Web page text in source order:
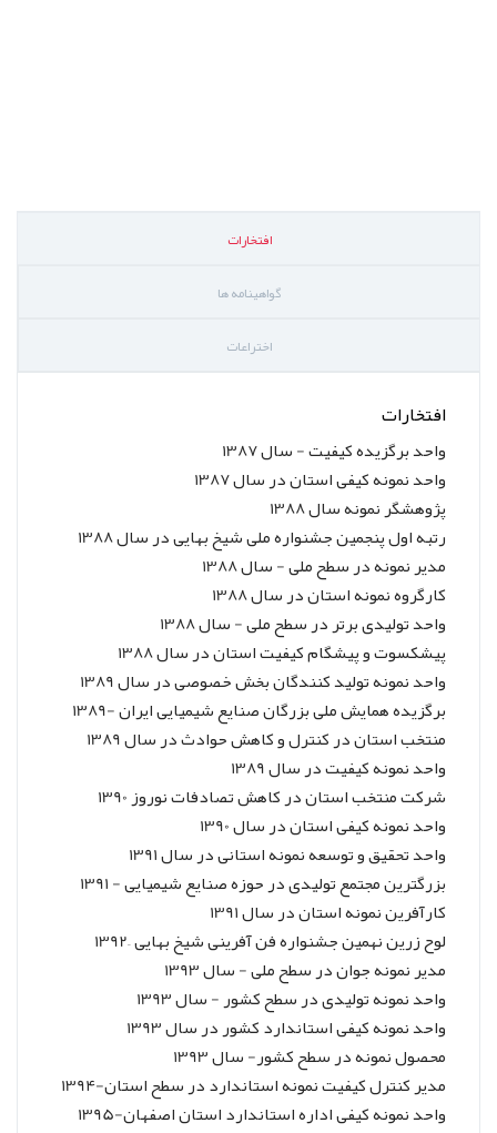
افتخارات
گواهینامه ها
اختراعات
افتخارات
واحد برگزیده کیفیت - سال 1387
واحد نمونه کیفی استان در سال 1387
پژوهشگر نمونه سال 1388
رتبه اول پنجمین جشنواره ملی شیخ بهایی در سال 1388
مدیر نمونه در سطح ملی - سال 1388
کارگروه نمونه استان در سال 1388
واحد تولیدی برتر در سطح ملی - سال 1388
پیشکسوت و پیشگام کیفیت استان در سال 1388
واحد نمونه تولید کنندگان بخش خصوصی در سال 1389
برگزیده همایش ملی بزرگان صنایع شیمیایی ایران -1389
منتخب استان در کنترل و کاهش حوادث در سال 1389
واحد نمونه کیفیت در سال 1389
شرکت منتخب استان در کاهش تصادفات نوروز 1390
واحد نمونه کیفی استان در سال 1390
واحد تحقیق و توسعه نمونه استانی در سال 1391
بزرگترین مجتمع تولیدی در حوزه صنایع شیمیایی - 1391
کارآفرین نمونه استان در سال 1391
لوح زرین نهمین جشنواره فن آفرینی شیخ بهایی –1392
مدیر نمونه جوان در سطح ملی - سال 1393
واحد نمونه تولیدی در سطح کشور - سال 1393
واحد نمونه کیفی استاندارد کشور در سال 1393
محصول نمونه در سطح کشور- سال 1393
مدیر کنترل کیفیت نمونه استاندارد در سطح استان-1394
واحد نمونه کیفی اداره استاندارد استان اصفهان-1395